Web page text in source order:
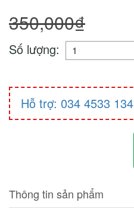
350,000₫
Số lượng:
Hỗ trợ: 034 4533 134
Thông tin sản phẩm